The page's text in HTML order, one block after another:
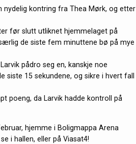
nydelig kontring fra Thea Mørk, og etter
før slutt utliknet hjemmelaget på
de siste fem minuttene bø på mye
pådro seg en, kanskje noe
15 sekundene, og sikre i hvert fall
poeng, da Larvik hadde kontroll på
hjemme i Boligmappa Arena
i hallen, eller på Viasat4!